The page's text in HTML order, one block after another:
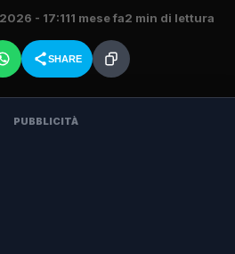
- 17:111 mese fa2 min di lettura
SHARE
PUBBLICITÀ